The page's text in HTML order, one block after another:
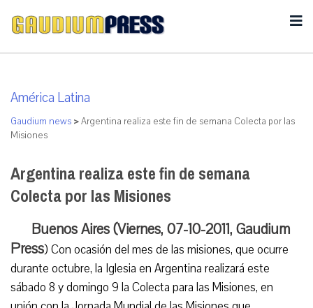
América Latina
Gaudium news >Argentina realiza este fin de semana Colecta por las
Misiones
Argentina realiza este fin de semana
Colecta por las Misiones
Buenos Aires (Viernes, 07-10-2011, Gaudium
Press) Con ocasión del mes de las misiones, que ocurre
durante octubre, la Iglesia en Argentina realizará este
sábado 8 y domingo 9 la Colecta para las Misiones, en